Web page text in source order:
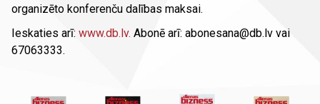
organizēto konferenču dalības maksai.
Ieskaties arī: www.db.lv. Abonē arī: abonesana@db.lv vai
67063333.